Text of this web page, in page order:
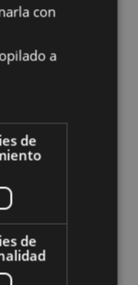
con
a
de
de